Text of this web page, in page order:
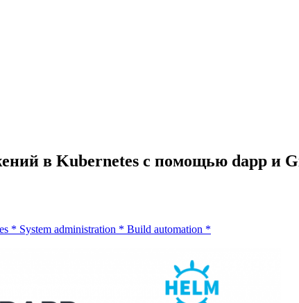
в Kubernetes с помощью dapp и
* System administration * Build automation *